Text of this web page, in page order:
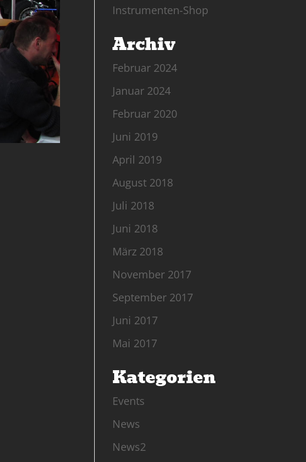
Instrumenten-Shop
Archiv
Februar 2024
Januar 2024
Februar 2020
Juni 2019
April 2019
August 2018
Juli 2018
Juni 2018
März 2018
November 2017
September 2017
Juni 2017
Mai 2017
Kategorien
Events
News
News2